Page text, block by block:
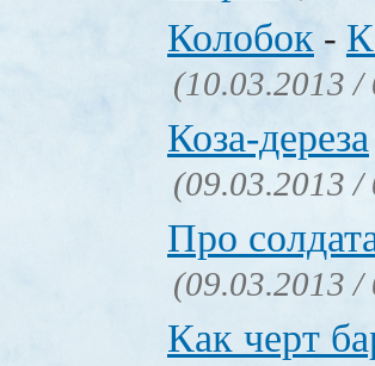
Колобок -
(10.03.2013 /
Коза-дереза
(09.03.2013 /
Про
(09.03.2013 /
Как черт